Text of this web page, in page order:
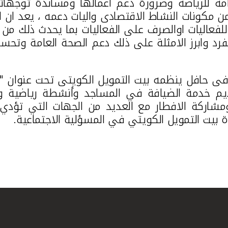
مكونات النشاط الاقتصادى واليات دعمه ، يعد
اوالصرف على الفعاليات بما يحدث ذلك
وابرز الامثلة على ذلك دعم الصحة العامة
حافل ينظمه بيت التمويل الكويتى تحت
خدمة الضيافة في المساجد وأنشطة
الافطار مع العديد من الجهات التي
التمويل الكويتي في المسؤلية الاجتماعية.